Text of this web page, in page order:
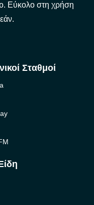
Εύκολο στη χρήση
Σταθμοί